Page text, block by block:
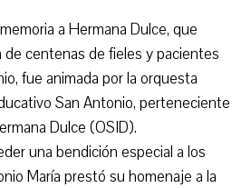
a Hermana Dulce, que
centenas de fieles y pacientes
fue animada por la orquesta
San Antonio, perteneciente
Dulce (OSID).
una bendición especial a los
María prestó su homenaje a la